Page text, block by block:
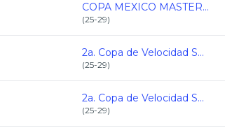
COPA MEXICO MASTERS C.C.
(25-29)
2a. Copa de Velocidad Swim Master C.C. 2025
(25-29)
2a. Copa de Velocidad Swim Master C.C. 2025
(25-29)